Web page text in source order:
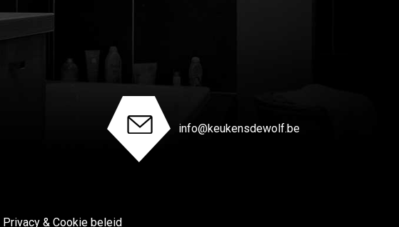
info@keukensdewolf.be
Privacy & Cookie beleid